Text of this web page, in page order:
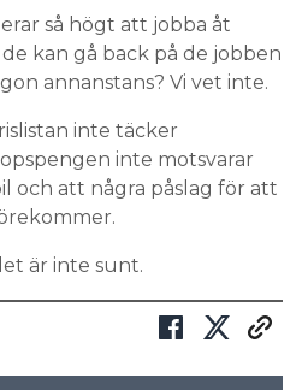
så högt att jobba åt
kan gå back på de jobben
annanstans? Vi vet inte.
inte täcker
inte motsvarar
och att några påslag för att
är inte sunt.